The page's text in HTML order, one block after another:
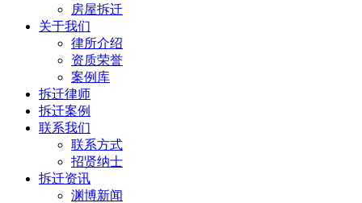
房屋拆迁
关于我们
律所介绍
资质荣誉
案例库
拆迁律师
拆迁案例
联系我们
联系方式
招贤纳士
拆迁资讯
渊博新闻